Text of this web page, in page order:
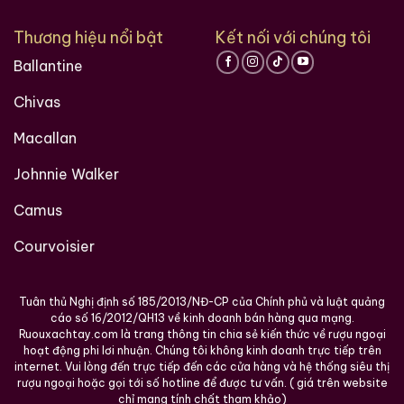
hoa đã tạo nên một kiệt tác không chỉ về vị giác mà
còn về giá trị văn hóa và lịch sử. Với bất kỳ nhà sưu
khẳng định đẳng cấp và tầm nhìn trong nghệ thuật
chơi rượu.
Đừng bỏ lỡ cơ hội sở hữu mảnh ghép lịch sử này. Liên
trạng bảo quản và nguồn gốc của tuyệt phẩm
Karuizawa 25 Malts Rare Old.
Giới Thiệu Một Số Mẫu Rượu Trung Quốc
Thương hiệu nổi bật
Ballantine
Chivas
Macallan
Johnnie Walker
Camus
Courvoisier
Kết nối với chúng tôi
Tuân thủ Nghị định số 185/2013/NĐ-CP của Chính phủ và luật quảng
cáo số 16/2012/QH13 về kinh doanh bán hàng qua mạng.
Ruouxachtay.com là trang thông tin chia sẻ kiến thức về rượu ngoại
hoạt động phi lơi nhuận. Chúng tôi không kinh doanh trực tiếp trên
internet. Vui lòng đến trực tiếp đến các cửa hàng và hệ thống siêu thị
rượu ngoại hoặc gọi tới số hotline để được tư vấn. ( giá trên website
chỉ mang tính chất tham khảo)